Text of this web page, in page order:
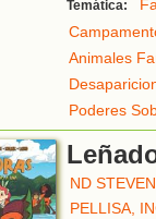
Temática:
Animales
Poderes
ND
PELLISA,